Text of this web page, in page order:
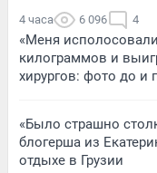
4 часа 6 096 4
«Меня
килограммов и
хирургов: фото до и
«Было страшно
блогерша из
отдыхе в Грузии